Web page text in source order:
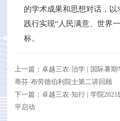
的学术成果和思想对话，
践行实现“人民满意、世界
标。
上一篇：卓越三农·治学 | 国际暑
蒂芬·布劳德伯利院士第二讲回顾
下一篇：卓越三农·知行 | 学院
平启动